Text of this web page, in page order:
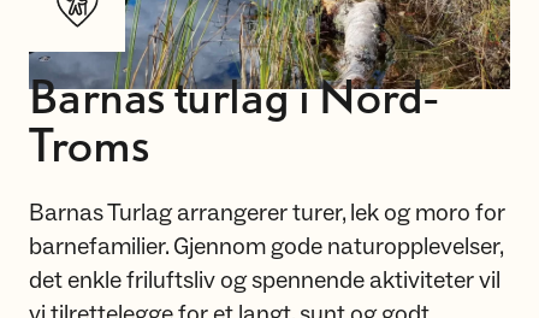
Barnas turlag i Nord-
Troms
Barnas Turlag arrangerer turer, lek og moro for
barnefamilier. Gjennom gode naturopplevelser,
det enkle friluftsliv og spennende aktiviteter vil